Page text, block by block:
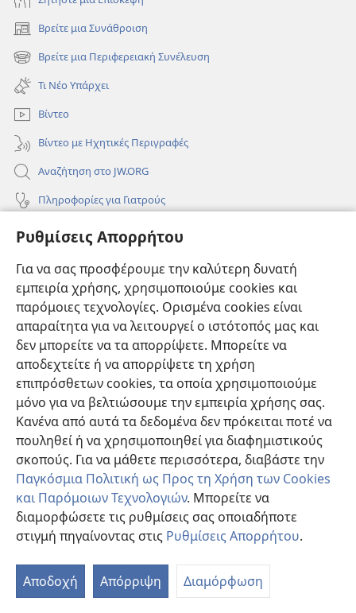
Ρυθμίσεις Απορρήτου
Για να σας προσφέρουμε την καλύτερη δυνατή
εμπειρία χρήσης, χρησιμοποιούμε cookies και
παρόμοιες τεχνολογίες. Ορισμένα cookies είναι
απαραίτητα για να λειτουργεί ο ιστότοπός μας και
δεν μπορείτε να τα απορρίψετε. Μπορείτε να
αποδεχτείτε ή να απορρίψετε τη χρήση
επιπρόσθετων cookies, τα οποία χρησιμοποιούμε
μόνο για να βελτιώσουμε την εμπειρία χρήσης σας.
Κανένα από αυτά τα δεδομένα δεν πρόκειται ποτέ να
πουληθεί ή να χρησιμοποιηθεί για διαφημιστικούς
σκοπούς. Για να μάθετε περισσότερα, διαβάστε την
Παγκόσμια Πολιτική ως Προς τη Χρήση των Cookies
και Παρόμοιων Τεχνολογιών. Μπορείτε να
διαμορφώσετε τις ρυθμίσεις σας οποιαδήποτε
στιγμή πηγαίνοντας στις Ρυθμίσεις Απορρήτου.
Αποδοχή Απόρριψη Διαμόρφωση
Βρείτε μια Συνάθροιση
(ανοίγει
νέο
παράθυρο)
Βρείτε μια Περιφερειακή Συνέλευση
(ανοίγει
νέο
παράθυρο)
Τι Νέο Υπάρχει
Βίντεο
Βίντεο με Ηχητικές Περιγραφές
Αναζήτηση στο JW.ORG
Πληροφορίες για Γιατρούς
Πληροφορίες για Επίσημους Φορείς και ΜΜΕ
Συνεισφορές
(ανοίγει
παράθυρο)ΔΙΑΔΙΚΤΥΑΚΗ ΒΙΒΛΙΟΘΗΚΗ της Σκοπιάς™
(ανοίγει
νέο
παράθυρο)
JW Hub ®
(ανοίγει
νέο
παράθυρο)JW Library®
Βιβλιοθήκη της Σκοπιάς
Copyright © 2026 Watch Tower Bible and Tract Society of Pennsylvania.
ΟΡΟΙ ΧΡΗΣΗΣ |ΠΟΛΙΤΙΚΗ ΑΠΟΡΡΗΤΟΥ |ΡΥΘΜΙΣΕΙΣ ΑΠΟΡΡΗΤΟΥ